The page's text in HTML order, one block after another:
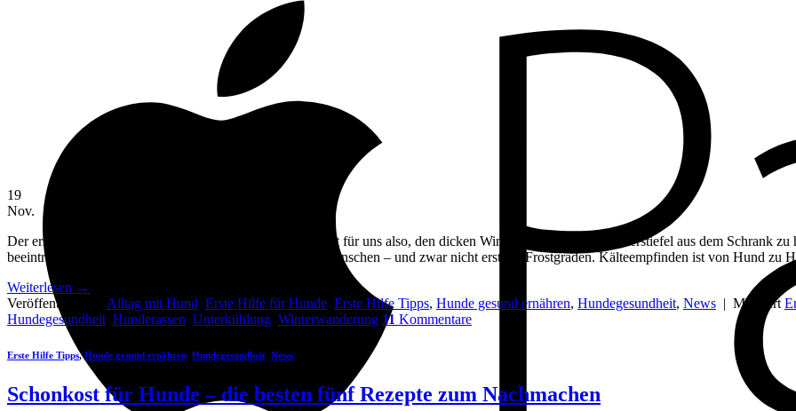
19
Nov.
Der erste Frost ist da und läutet die kalte Jahreszeit ein. Zeit für uns also, den dicken Wintermantel und die Winterstiefel aus dem Schrank
beeinträchtigen. Hunde können genauso frieren wie wir Menschen – und zwar nicht erst bei Frostgraden. Kälteempfinden ist von Hund zu
Weiterlesen →
Veröffentlicht am Alltag mit Hund Erste Hilfe für Hunde Erste Hilfe Tipps, Hunde gesund ernähren, Hundegesundheit, News | Markiert
Hundegesundheit Hunderassen Unterkühlung Winterwanderung 11 Kommentare
Erste Hilfe Tipps,Hunde gesund ernähren Hundegesundheit News
Schonkost für Hunde – die besten fünf Rezepte zum Nachmachen